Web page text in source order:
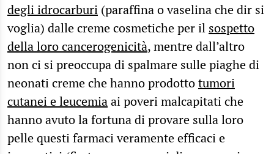
degli idrocarburi (paraffina o vaselina che dir si
voglia) dalle creme cosmetiche per il sospetto
della loro cancerogenicità, mentre dall’altro
non ci si preoccupa di spalmare sulle piaghe di
neonati creme che hanno prodottotumori
cutanei e leucemiaai poveri malcapitati che
hanno avuto la fortuna di provare sulla loro
pelle questi farmaci veramente efficaci e